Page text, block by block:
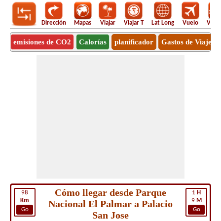
Dirección Mapas Viajar Viajar T Lat Long Vuelo
emisiones de CO2 Calorías planificador Gastos de Viaje
98
Km
Go
1 H
9 M
Go
Cómo llegar desde Parque
Nacional El Palmar a Palacio
San Jose